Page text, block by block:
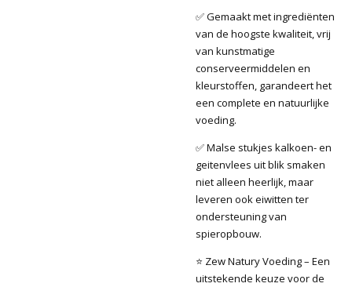
✅ Gemaakt met ingrediënten
van de hoogste kwaliteit, vrij
van kunstmatige
conserveermiddelen en
kleurstoffen, garandeert het
een complete en natuurlijke
voeding.
✅ Malse stukjes kalkoen- en
geitenvlees uit blik smaken
niet alleen heerlijk, maar
leveren ook eiwitten ter
ondersteuning van
spieropbouw.
⭐ Zew Natury Voeding – Een
uitstekende keuze voor de